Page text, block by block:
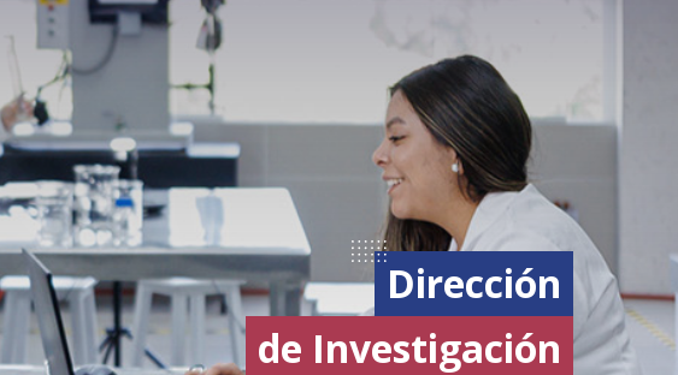
Dirección
de Investigación